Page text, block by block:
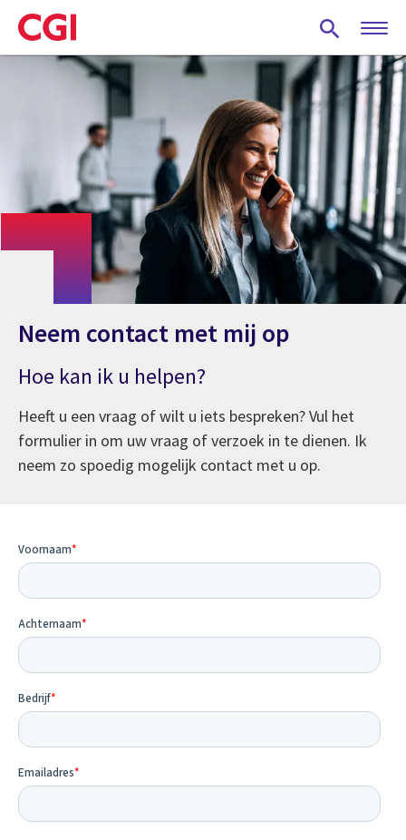
Skip
to
main
Neem contact met mij op
Hoe kan ik u helpen?
Heeft u een vraag of wilt u iets bespreken? Vul het
formulier in om uw vraag of verzoek in te dienen. Ik
neem zo spoedig mogelijk contact met u op.